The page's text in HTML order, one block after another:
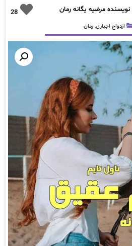
28
نویسنده مرضیه یگانه رمان
ازدواج اجباری, رمان